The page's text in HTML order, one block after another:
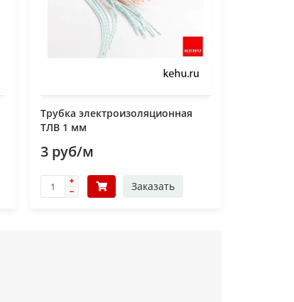
Трубка электроизоляционная
ТЛВ 1 мм
3 руб/м
Заказать